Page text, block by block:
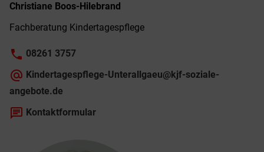
Christiane Boos-Hilebrand
Fach­beratung Kinder­tagespflege
phone 08261 3757
alternate_email Kindertagespflege-Unterallgaeu@kjf-soziale-
angebote.de
chat Kontaktformular